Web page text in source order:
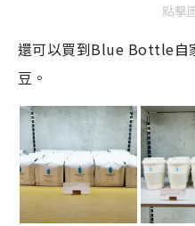
點擊
還可以買到Blue Bottle自
豆。